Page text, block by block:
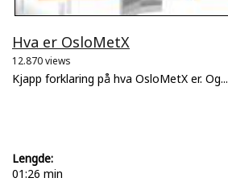
Hva er OsloMetX
12.870 views
Kjapp forklaring på hva OsloMetX er. Og...
Lengde:
01:26 min